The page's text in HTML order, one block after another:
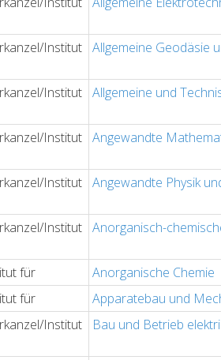
Institut Allgemeine Geodäsie
Institut Allgemeine und
Institut Angewandte
Institut Angewandte Physik
Institut Anorganisch-
für Anorganische Chemie
für Apparatebau und
Institut
Bau und Betrieb